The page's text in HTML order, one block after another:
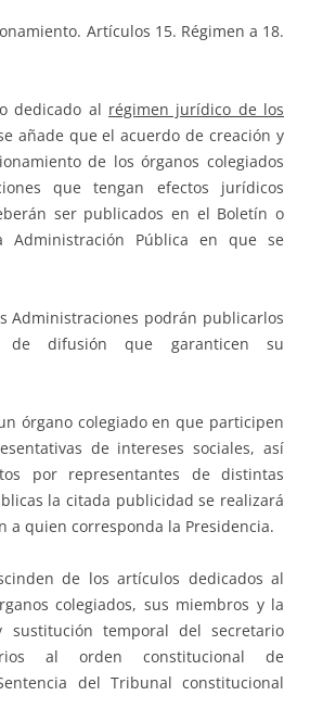
Artículos 15. Régimen a 18.
dedicado al régimen jurídico de los
añade que el acuerdo de creación y
de los órganos colegiados
que tengan efectos jurídicos
ser publicados en el Boletín o
Administración Pública en que se
Administraciones podrán publicarlos
difusión que garanticen su
órgano colegiado en que participen
de intereses sociales, así
por representantes de distintas
la citada publicidad se realizará
a quien corresponda la Presidencia.
de los artículos dedicados al
colegiados, sus miembros y la
sustitución temporal del secretario
al orden constitucional de
del Tribunal constitucional